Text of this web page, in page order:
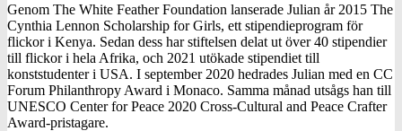
Genom The White Feather Foundation lanserade Julian år 2015 The
Cynthia Lennon Scholarship for Girls, ett stipendieprogram för
flickor i Kenya. Sedan dess har stiftelsen delat ut över 40 stipendier
till flickor i hela Afrika, och 2021 utökade stipendiet till
konststudenter i USA. I september 2020 hedrades Julian med en CC
Forum Philanthropy Award i Monaco. Samma månad utsågs han till
UNESCO Center for Peace 2020 Cross-Cultural and Peace Crafter
Award-pristagare.